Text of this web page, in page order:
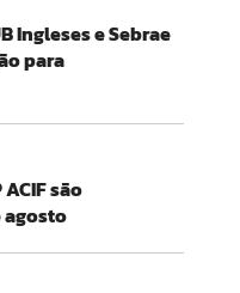
Ingleses e Sebrae
para
são
agosto